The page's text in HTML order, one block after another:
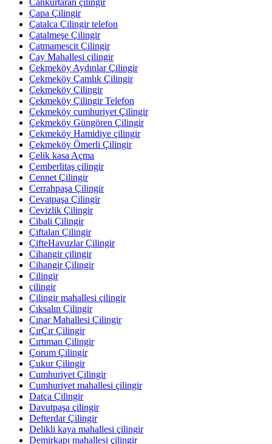
Cankurtaran çilingir
Çapa Çilingir
Çatalca Çilingir telefon
Çatalmeşe Çilingir
Çatmamescit Çilingir
Çay Mahallesi çilingir
Çekmeköy Aydınlar Çilingir
Çekmeköy Çamlık Çilingir
Çekmeköy Çilingir
Çekmeköy Çilingir Telefon
Çekmeköy cumhuriyet Çilingir
Çekmeköy Güngören Çilingir
Çekmeköy Hamidiye çilingir
Çekmeköy Ömerli Çilingir
Çelik kasa Açma
Çemberlitaş çilingir
Cennet Çilingir
Cerrahpaşa Çilingir
Cevatpaşa Çilingir
Cevizlik Çilingir
Cibali Çilingir
Çiftalan Çilingir
ÇifteHavuzlar Çilingir
Cihangir çilingir
Cihangir Çilingir
Çilingir
çilingir
Çilingir mahallesi çilingir
Çıksalın Çilingir
Çınar Mahallesi Çilingir
ÇırÇır Çilingir
Cırtıman Çilingir
Çorum Çilingir
Çukur Çilingir
Cumhuriyet Çilingir
Cumhuriyet mahallesi çilingir
Datça Çilingir
Davutpaşa çilingir
Defterdar Çilingir
Delikli kaya mahallesi çilingir
Demirkapı mahallesi çilingir